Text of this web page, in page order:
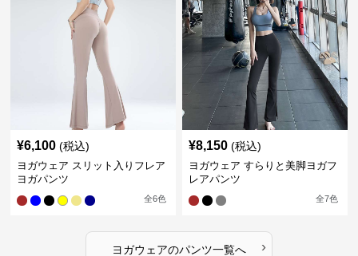
¥6,100 (税込)
ヨガウェア スリット入りフレア
ヨガパンツ
全6色
¥8,150 (税込)
ヨガウェア すらりと美脚ヨガフ
レアパンツ
全7色
ヨガウェアのパンツ一覧へ ›